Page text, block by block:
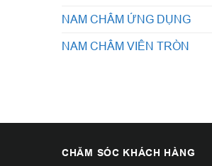
NAM CHÂM ỨNG DỤNG
NAM CHÂM VIÊN TRÒN
CHĂM SÓC KHÁCH HÀNG